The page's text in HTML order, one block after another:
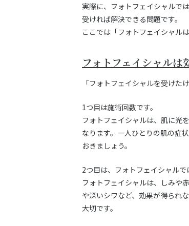
実際に、フォトフェイシャルで
受ければ解決できる問題です。
ここでは「フォトフェイシャル
フォトフェイシャルは
「フォトフェイシャルを受けた
1つ目は施術回数です。
フォトフェイシャルは、肌に光
なります。一人ひとりの肌の症
おきましょう。
2つ目は、フォトフェイシャルで
フォトフェイシャルは、しみや
や深いシワなど、効果が得られ
大切です。